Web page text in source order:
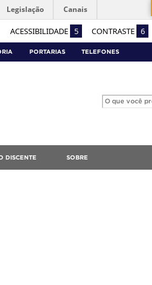
ACESSIBILIDADE 5 CONTRASTE 6
Legislação Canais
PORTARIAS TELEFONES
DISCENTE SOBRE